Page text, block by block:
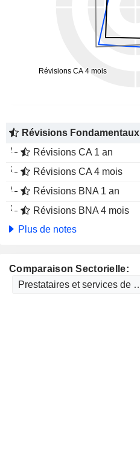
Révisions Fondamentaux
Révisions CA 1 an
Révisions CA 4 mois
Révisions BNA 1 an
Révisions BNA 4 mois
Plus de notes
Comparaison Sectorielle: